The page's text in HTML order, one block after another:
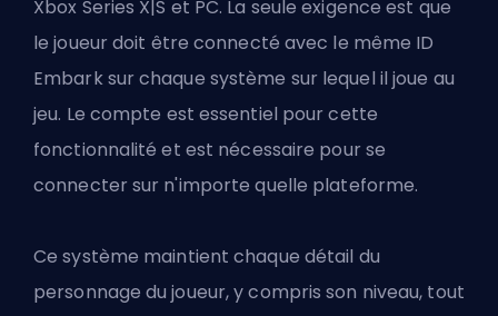
Xbox Series X|S et PC. La seule exigence est que
le joueur doit être connecté avec le même ID
Embark sur chaque système sur lequel il joue au
jeu. Le compte est essentiel pour cette
fonctionnalité et est nécessaire pour se
connecter sur n'importe quelle plateforme.
Ce système maintient chaque détail du
personnage du joueur, y compris son niveau, tout